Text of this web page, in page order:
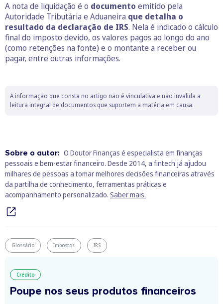
A nota de liquidação é o documento emitido pela
Autoridade Tributária e Aduaneira que detalha o
resultado da declaração de IRS. Nela é indicado o cálculo
final do imposto devido, os valores pagos ao longo do ano
(como retenções na fonte) e o montante a receber ou
pagar, entre outras informações.
A informação que consta no artigo não é vinculativa e não invalida a
leitura integral de documentos que suportem a matéria em causa.
Sobre o autor: O Doutor Finanças é especialista em finanças
pessoais e bem‑estar financeiro. Desde 2014, a fintech já ajudou
milhares de pessoas a tomar melhores decisões financeiras através
da partilha de conhecimento, ferramentas práticas e
acompanhamento personalizado. Saber mais.
Glossário Impostos IRS
Crédito
Poupe nos seus produtos financeiros
O business.safety.google usa cookies da Google para oferecer
os respetivos serviços, melhorar a qualidade destes e analisar
o tráfego.Saiba mais.
Cookies estritamente necessários Sempre ativos
Cookies para estatística
Cookies
Cookies para marketing e personalização